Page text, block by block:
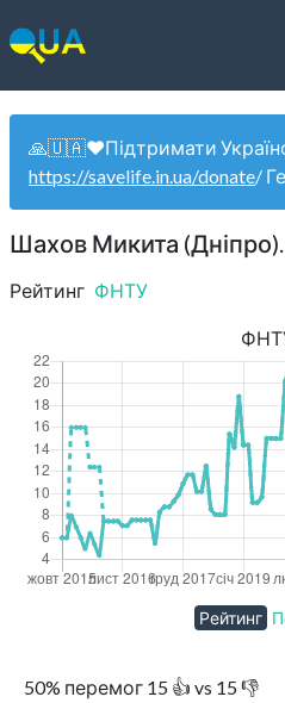
🙏🇺🇦❤️Підтримати
https://savelife.in.ua/donate/
Шахов Микита
Рейтинг ФНТУ
50% перемог 15 👍 vs 15👎
Рейтинг